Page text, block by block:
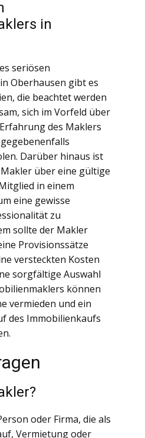
in
seriösen
Oberhausen gibt es
die beachtet werden
sich im Vorfeld über
des Maklers
Darüber hinaus ist
über eine gültige
in einem
eine gewisse
zu
sollte der Makler
Provisionssätze
versteckten Kosten
sorgfältige Auswahl
können
vermieden und ein
des Immobilienkaufs
oder Firma, die als
Vermietung oder